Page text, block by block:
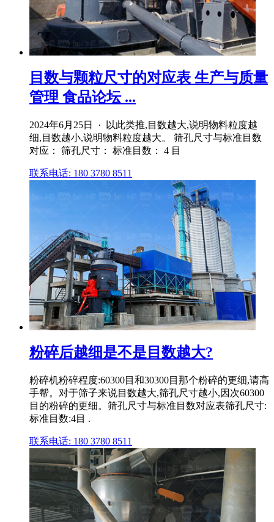
目数与颗粒尺寸的对应表 生产与质量
管理 食品论坛 ...
2024年6月25日 · 以此类推,目数越大,说明物料粒度越
细,目数越小,说明物料粒度越大。 筛孔尺寸与标准目数
对应： 筛孔尺寸： 标准目数： 4 目
联系电话: 180 3780 8511
粉碎后越细是不是目数越大?
粉碎机粉碎程度:60300目和30300目那个粉碎的更细,请高
手帮。对于筛子来说目数越大,筛孔尺寸越小,因次60300
目的粉碎的更细。筛孔尺寸与标准目数对应表筛孔尺寸:
标准目数:4目 .
联系电话: 180 3780 8511